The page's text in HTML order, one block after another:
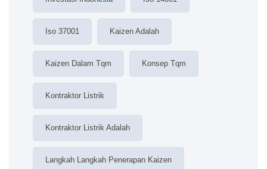
Iso 37001 Kaizen Adalah
Kaizen Dalam Tqm Konsep Tqm
Kontraktor Listrik
Kontraktor Listrik Adalah
Langkah Langkah Penerapan Kaizen